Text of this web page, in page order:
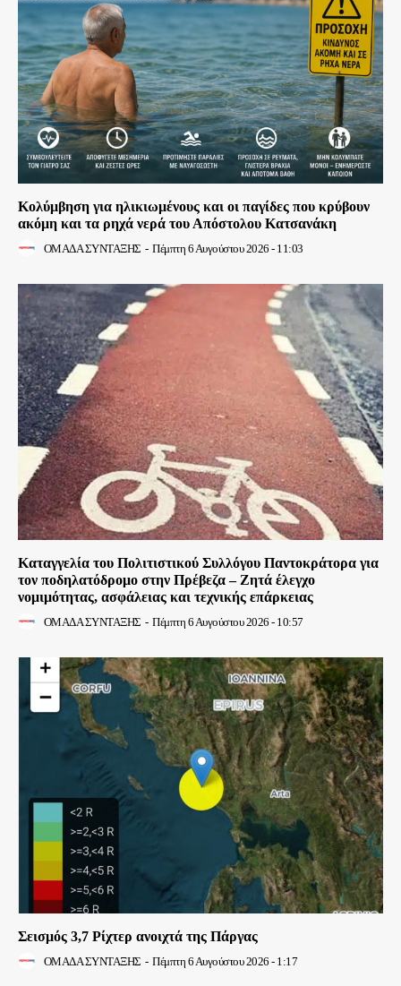
Κολύμβηση για ηλικιωμένους και οι παγίδες που κρύβουν
ακόμη και τα ρηχά νερά του Απόστολου Κατσανάκη
ΟΜΑΔΑ ΣΥΝΤΑΞΗΣ - Πέμπτη 6 Αυγούστου 2026 - 11:03
Καταγγελία του Πολιτιστικού Συλλόγου Παντοκράτορα για
τον ποδηλατόδρομο στην Πρέβεζα – Ζητά έλεγχο
νομιμότητας, ασφάλειας και τεχνικής επάρκειας
ΟΜΑΔΑ ΣΥΝΤΑΞΗΣ - Πέμπτη 6 Αυγούστου 2026 - 10:57
Σεισμός 3,7 Ρίχτερ ανοιχτά της Πάργας
ΟΜΑΔΑ ΣΥΝΤΑΞΗΣ - Πέμπτη 6 Αυγούστου 2026 - 1:17